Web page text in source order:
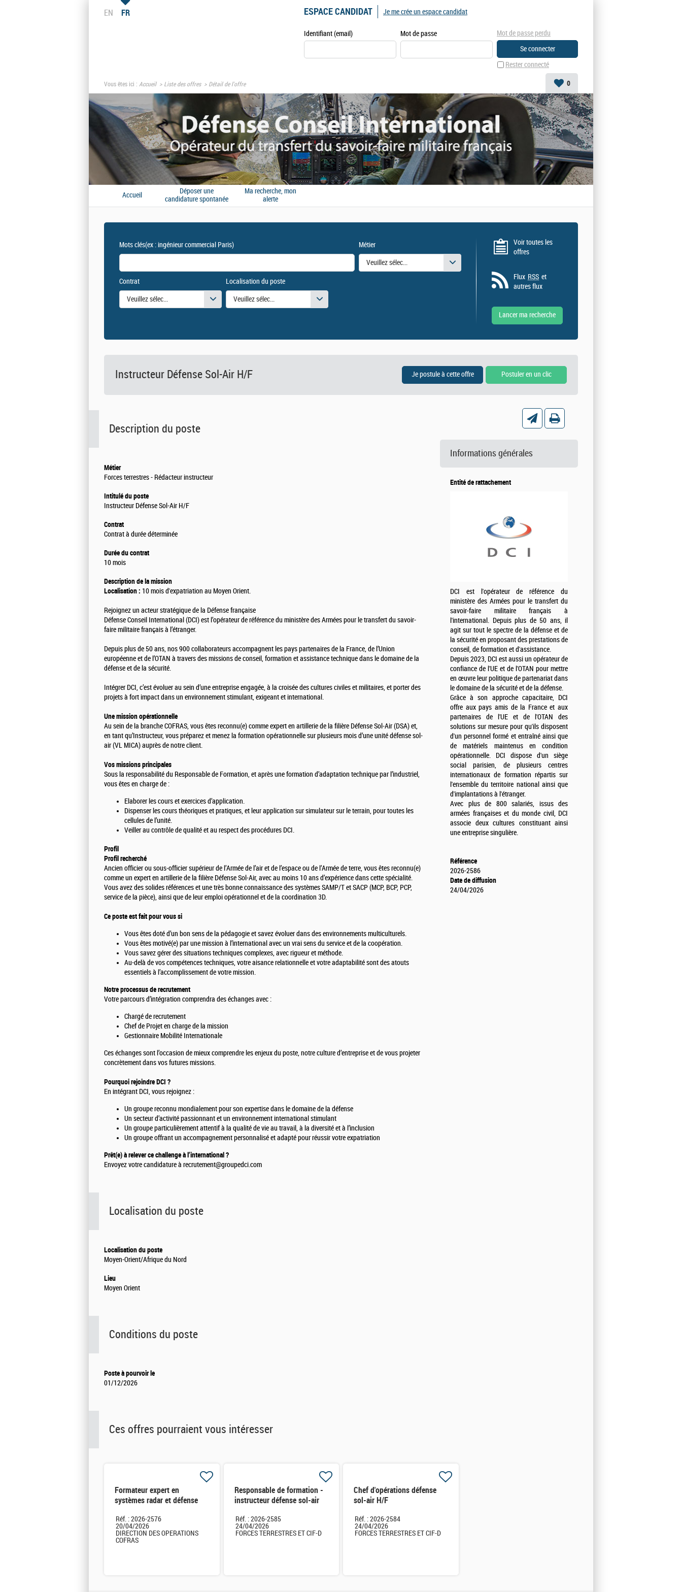
EN FR ESPACE CANDIDAT
Identifiant (email) Mot de passe
Rester connecté
Mot de passe perdu
Je me crée un espace candidat
Vous êtes ici : Accueil Liste des offres Détail de l'offre 0
Accueil
Déposer une
candidature spontanée
Ma recherche, mon
alerte
Mots clés(ex : ingénieur commercial Paris) Métier
Veuillez sélectionner une ou des valeurs
Contrat
Veuillez sélectionner une ou des valeurs
Localisation du poste
Veuillez sélectionner une ou des valeurs
Voir toutes les
offres
Flux RSS et
autres flux
Instructeur Défense Sol-Air H/F
Description du poste
Métier
Forces terrestres - Rédacteur instructeur
Intitulé du poste
Instructeur Défense Sol-Air H/F
Contrat
Contrat à durée déterminée
Durée du contrat
10 mois
Description de la mission
Localisation : 10 mois d'expatriation au Moyen Orient.
Rejoignez un acteur stratégique de la Défense française
Défense Conseil International (DCI) est l’opérateur de référence du ministère des Armées pour le transfert du savoir-
faire militaire français à l’étranger.
Depuis plus de 50 ans, nos 900 collaborateurs accompagnent les pays partenaires de la France, de l’Union
européenne et de l’OTAN à travers des missions de conseil, formation et assistance technique dans le domaine de la
défense et de la sécurité.
Intégrer DCI, c’est évoluer au sein d’une entreprise engagée, à la croisée des cultures civiles et militaires, et porter des
projets à fort impact dans un environnement stimulant, exigeant et international.
Une mission opérationnelle
Au sein de la branche COFRAS, vous êtes reconnu(e) comme expert en artillerie de la filière Défense Sol-Air (DSA) et,
en tant qu’Instructeur, vous préparez et menez la formation opérationnelle sur plusieurs mois d’une unité défense sol-
air (VL MICA) auprès de notre client.
Vos missions principales
Sous la responsabilité du Responsable de Formation, et après une formation d’adaptation technique par l’industriel,
vous êtes en charge de :
Elaborer les cours et exercices d’application.
Dispenser les cours théoriques et pratiques, et leur application sur simulateur sur le terrain, pour toutes les
cellules de l’unité.
Veiller au contrôle de qualité et au respect des procédures DCI.
Profil
Profil recherché
Ancien officier ou sous-officier supérieur de l’Armée de l’air et de l’espace ou de l’Armée de terre, vous êtes reconnu(e)
comme un expert en artillerie de la filière Défense Sol-Air, avec au moins 10 ans d’expérience dans cette spécialité.
Vous avez des solides références et une très bonne connaissance des systèmes SAMP/T et SACP (MCP, BCP, PCP,
service de la pièce), ainsi que de leur emploi opérationnel et de la coordination 3D.
Ce poste est fait pour vous si
Vous êtes doté d’un bon sens de la pédagogie et savez évoluer dans des environnements multiculturels.
Vous êtes motivé(e) par une mission à l’international avec un vrai sens du service et de la coopération.
Vous savez gérer des situations techniques complexes, avec rigueur et méthode.
Au-delà de vos compétences techniques, votre aisance relationnelle et votre adaptabilité sont des atouts
essentiels à l’accomplissement de votre mission.
Notre processus de recrutement
Votre parcours d’intégration comprendra des échanges avec :
Chargé de recrutement
Chef de Projet en charge de la mission
Gestionnaire Mobilité Internationale
Ces échanges sont l’occasion de mieux comprendre les enjeux du poste, notre culture d’entreprise et de vous projeter
concrètement dans vos futures missions.
Pourquoi rejoindre DCI ?
En intégrant DCI, vous rejoignez :
Un groupe reconnu mondialement pour son expertise dans le domaine de la défense
Un secteur d’activité passionnant et un environnement international stimulant
Un groupe particulièrement attentif à la qualité de vie au travail, à la diversité et à l’inclusion
Un groupe offrant un accompagnement personnalisé et adapté pour réussir votre expatriation
Prêt(e) à relever ce challenge à l’international ?
Envoyez votre candidature à recrutement@groupedci.com
Localisation du poste
Localisation du poste
Moyen-Orient/Afrique du Nord
Lieu
Moyen Orient
Conditions du poste
Poste à pourvoir le
01/12/2026
Informations générales
Entité de rattachement
DCI est l'opérateur de référence du
ministère des Armées pour le transfert du
savoir-faire militaire français à
l'international. Depuis plus de 50 ans, il
agit sur tout le spectre de la défense et de
la sécurité en proposant des prestations de
conseil, de formation et d'assistance.
Depuis 2023, DCI est aussi un opérateur de
confiance de l'UE et de l'OTAN pour mettre
en œuvre leur politique de partenariat dans
le domaine de la sécurité et de la défense.
Grâce à son approche capacitaire, DCI
offre aux pays amis de la France et aux
partenaires de l'UE et de l'OTAN des
solutions sur mesure pour qu'ils disposent
d'un personnel formé et entraîné ainsi que
de matériels maintenus en condition
opérationnelle. DCI dispose d'un siège
social parisien, de plusieurs centres
internationaux de formation répartis sur
l'ensemble du territoire national ainsi que
d'implantations à l'étranger.
Avec plus de 800 salariés, issus des
armées françaises et du monde civil, DCI
associe deux cultures constituant ainsi
une entreprise singulière.
Référence
2026-2586
Date de diffusion
24/04/2026
Ces offres pourraient vous intéresser
Formateur expert en
systèmes radar et défense
Réf. : 2026-2576
20/04/2026
DIRECTION DES OPERATIONS
COFRAS
Responsable de formation -
instructeur défense sol-air
Réf. : 2026-2585
24/04/2026
FORCES TERRESTRES ET CIF-D
Chef d'opérations défense
sol-air H/F
Réf. : 2026-2584
24/04/2026
FORCES TERRESTRES ET CIF-D